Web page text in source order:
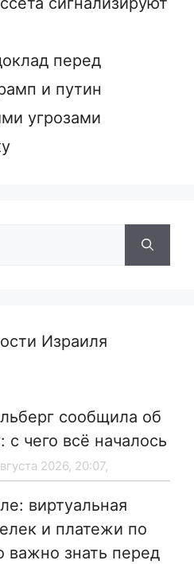
перед
и путин
угрозами
Израиля
сообщила об
чего всё началось
2026, 20:07,
виртуальная
и платежи по
знать перед